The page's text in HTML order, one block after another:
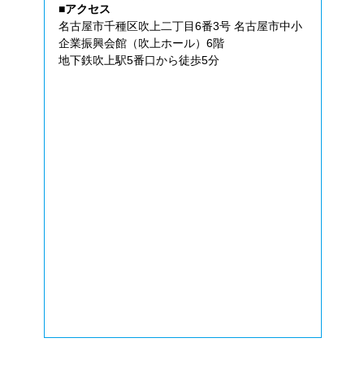
■アクセス
名古屋市千種区吹上二丁目6番3号 名古屋市中小
企業振興会館（吹上ホール）6階
地下鉄吹上駅5番口から徒歩5分